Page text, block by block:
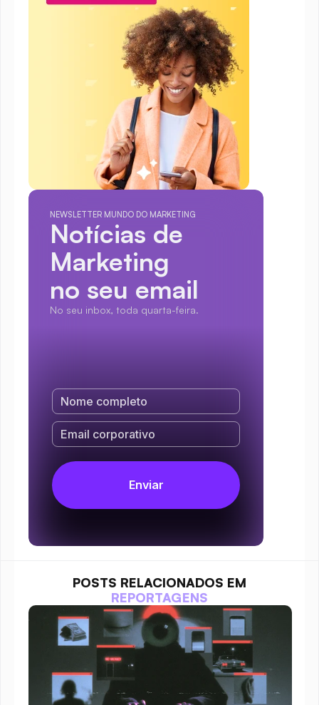
NEWSLETTER MUNDO DO MARKETING
Notícias de
Marketing
no seu email
No seu inbox, toda quarta-feira.
POSTS RELACIONADOS EM
REPORTAGENS